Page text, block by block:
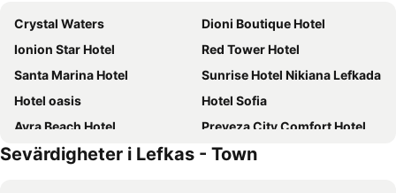
Crystal Waters
Dioni Boutique Hotel
Ionion Star Hotel
Red Tower Hotel
Santa Marina Hotel
Sunrise Hotel Nikiana Lefkada
Hotel oasis
Hotel Sofia
Avra Beach Hotel
Preveza City Comfort Hotel
Hotel Odyssey
Hotel Agios Nikitas
Sevärdigheter i Lefkas - Town